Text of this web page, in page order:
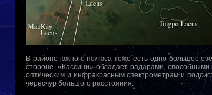
В районе южного полюса тоже есть одно большое
стороне. «Кассини» обладает радарами, способными
оптическим и инфракрасным спектрометрам и
чересчур большого расстояния.